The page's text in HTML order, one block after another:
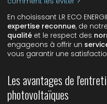
En choisissant LR ECO
expertise reconnue, de
qualité et le respect des
engageons à offrir un
vous garantir une
Les avantages de
photovoltaïques